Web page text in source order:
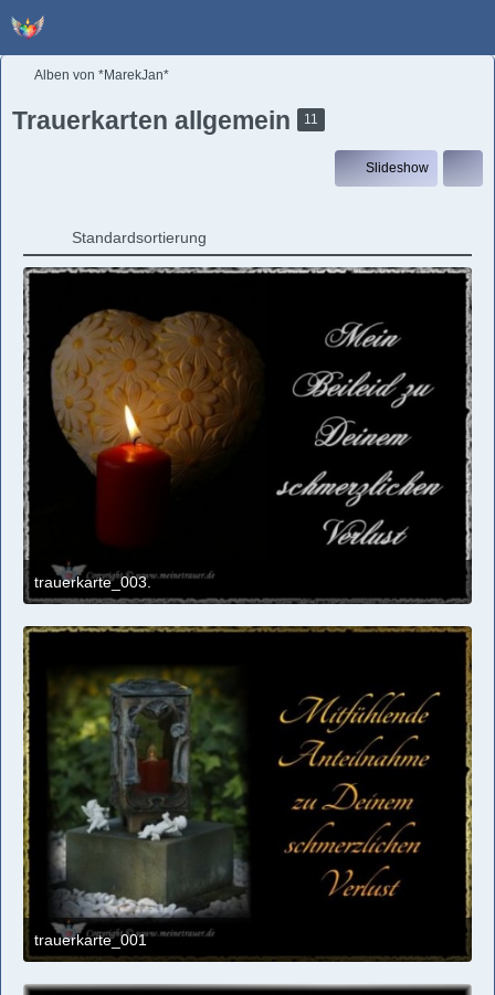
Alben von *MarekJan*
Trauerkarten allgemein 11
Slideshow
Standardsortierung
trauerkarte_003.
1. März 2017 um 00:49
trauerkarte_001
1. März 2017 um 00:49